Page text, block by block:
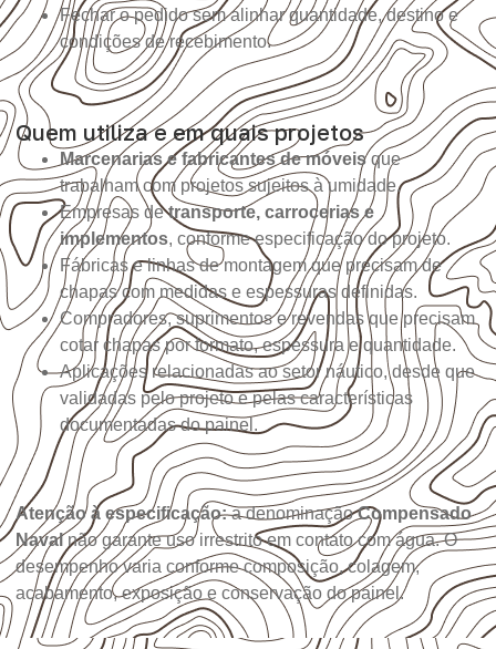
Fechar o pedido sem alinhar quantidade, destino e
condições de recebimento.
Quem utiliza e em quais projetos
Marcenarias e fabricantes de móveisque
trabalham com projetos sujeitos à umidade.
Empresas detransporte, carrocerias e
implementos, conforme especificação do projeto.
Fábricas e linhas de montagem que precisam de
chapas com medidas e espessuras definidas.
Compradores, suprimentos e revendas que precisam
cotar chapas por formato, espessura e quantidade.
Aplicações relacionadas ao setor náutico, desde que
validadas pelo projeto e pelas características
documentadas do painel.
Atenção à especificação:a denominaçãoCompensado
Navalnão garante uso irrestrito em contato com água. O
desempenho varia conforme composição, colagem,
acabamento, exposição e conservação do painel.